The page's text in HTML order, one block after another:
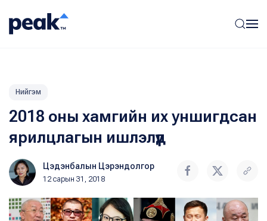
Нийгэм
2018 оны хамгийн их уншигдсан
ярилцлагын ишлэлүүд
Цэдэнбалын Цэрэндолгор
12 сарын 31, 2018